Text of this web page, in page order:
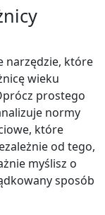
narzędzie, które
wieku
prostego
normy
które
od tego,
myślisz o
sposób